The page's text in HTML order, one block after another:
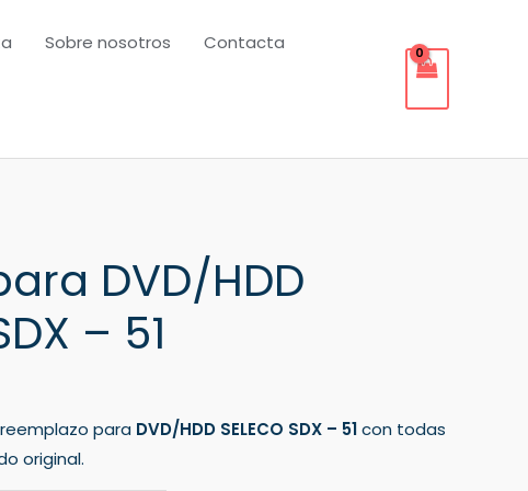
Sobre nosotros Contacta
DVD/HDD
– 51
para DVD/HDD SELECO SDX – 51con todas
original.